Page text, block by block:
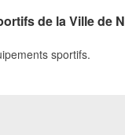
de la Ville de
sportifs.